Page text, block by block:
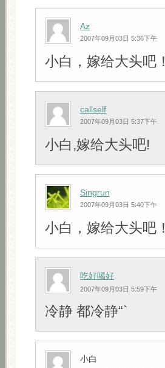
Az
2007年09月03日 5:36下午
小白，嫁给大头吧！
callself
2007年09月03日 5:37下午
小白,嫁给大头吧!
Singrun
2007年09月03日 5:40下午
小白，嫁给大头吧！
吃好喝好
2007年09月03日 5:59下午
冷静 都冷静“`
小白